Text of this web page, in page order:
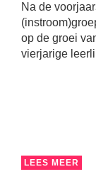
Na de
op de groei
vierjarige
LEES MEER